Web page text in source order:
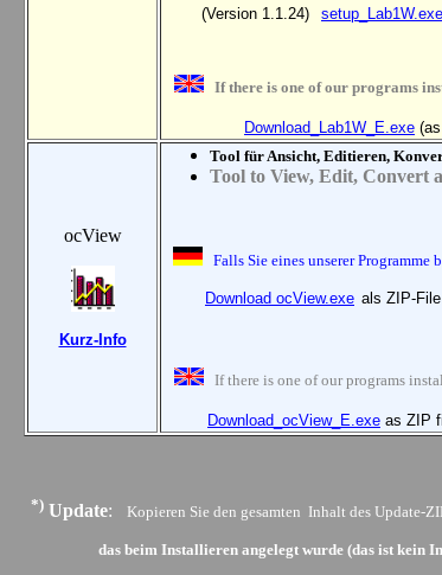
(Version 1.1.24) setup_Lab1W.exe
If there is one of our programs
Download_Lab1W_E.exe
ocView
Kurz-I nfo
Tool für Ansicht, Editieren,
Tool to View, Edit, Convert
Falls Sie eines unserer
Download ocView.exe als ZIP-File
If there is one of our programs
Download_ocView_E.exe as ZIP
*) Update: Kopieren Sie den gesamten Inhalt des Update-
das beim Installieren angelegt wurde (das ist kein